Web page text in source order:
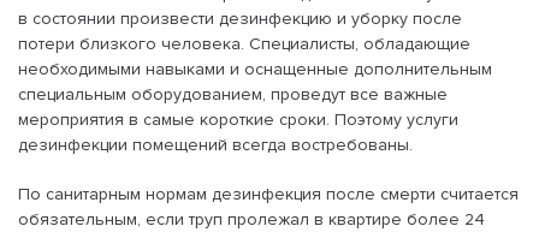
в состоянии произвести дезинфекцию и уборку после
потери близкого человека. Специалисты, обладающие
необходимыми навыками и оснащенные дополнительным
специальным оборудованием, проведут все важные
мероприятия в самые короткие сроки. Поэтому услуги
дезинфекции помещений всегда востребованы.
По санитарным нормам дезинфекция после смерти считается
обязательным, если труп пролежал в квартире более 24